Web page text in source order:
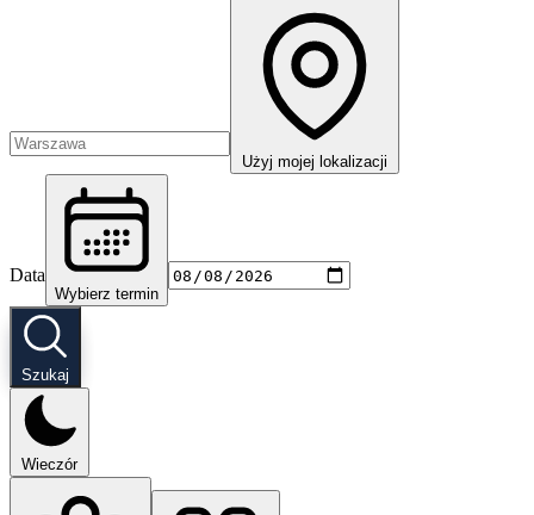
Użyj mojej lokalizacji
Data
Wybierz termin
Szukaj
Wieczór